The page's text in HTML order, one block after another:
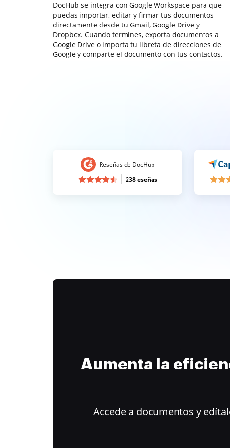
DocHub se integra con Google Workspace para que
puedas importar, editar y firmar tus documentos
directamente desde tu Gmail, Google Drive y
Dropbox. Cuando termines, exporta documentos a
Google Drive o importa tu libreta de direcciones de
Google y comparte el documento con tus contactos.
Reseñas de DocHub
238 eseñas
Aumenta la
Accede a documentos y